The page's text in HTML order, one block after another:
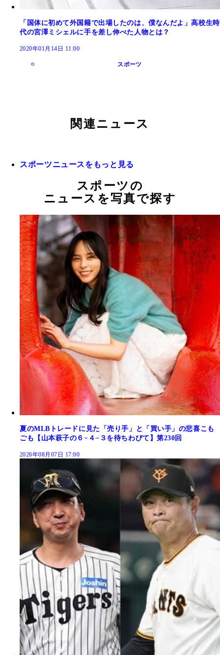
「国体に初めて外国籍で出場したのは、僕なんだよ」高校生時
代の宮澤ミシェルに手を差し伸べた人物とは？
2020年01月14日 11:00
スポーツ
関連ニュース
スポーツニュースをもっと見る
スポーツの
ニュースを写真で探す
夏のMLBトレードに見た「売り手」と「買い手」の悲喜こも
ごも【山本萩子の６−４−３を待ちわびて】第230回
2026年08月07日 17:00